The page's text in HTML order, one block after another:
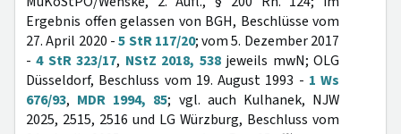
Ergebnis offen gelassen von BGH, Beschlüsse vom
27. April 2020 -5 StR 117/20; vom 5. Dezember 2017
-4 StR 323/17, NStZ 2018, 538jeweils mwN; OLG
Düsseldorf, Beschluss vom 19. August 1993 - 1 Ws
676/93, MDR 1994, 85; vgl. auch Kulhanek, NJW
2025, 2515, 2516 und LG Würzburg, Beschluss vom